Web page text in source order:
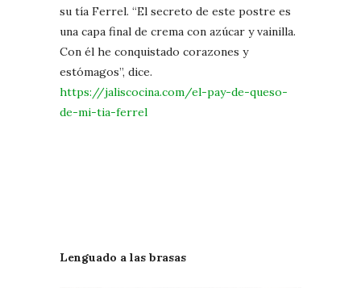
su tía Ferrel. “El secreto de este postre es
una capa final de crema con azúcar y vainilla.
Con él he conquistado corazones y
estómagos”, dice.
https://jaliscocina.com/el-pay-de-queso-
de-mi-tia-ferrel
Lenguado a las brasas